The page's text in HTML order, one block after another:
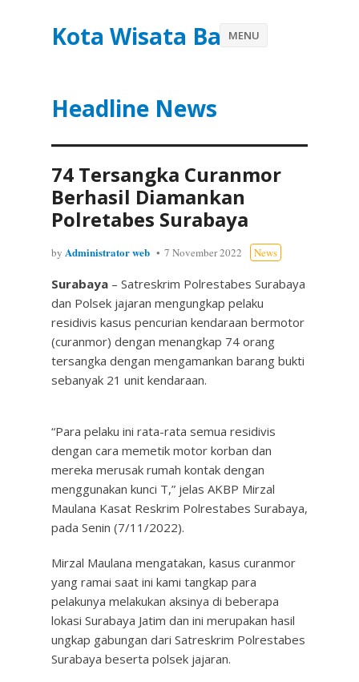
Kota Wisata Batu
Headline News
MENU
74 Tersangka Curanmor
Berhasil Diamankan
Polretabes Surabaya
by Administrator web 7 November 2022 News
Surabaya – Satreskrim Polrestabes Surabaya
dan Polsek jajaran mengungkap pelaku
residivis kasus pencurian kendaraan bermotor
(curanmor) dengan menangkap 74 orang
tersangka dengan mengamankan barang bukti
sebanyak 21 unit kendaraan.
“Para pelaku ini rata-rata semua residivis
dengan cara memetik motor korban dan
mereka merusak rumah kontak dengan
menggunakan kunci T,” jelas AKBP Mirzal
Maulana Kasat Reskrim Polrestabes Surabaya,
pada Senin (7/11/2022).
Mirzal Maulana mengatakan, kasus curanmor
yang ramai saat ini kami tangkap para
pelakunya melakukan aksinya di beberapa
lokasi Surabaya Jatim dan ini merupakan hasil
ungkap gabungan dari Satreskrim Polrestabes
Surabaya beserta polsek jajaran.